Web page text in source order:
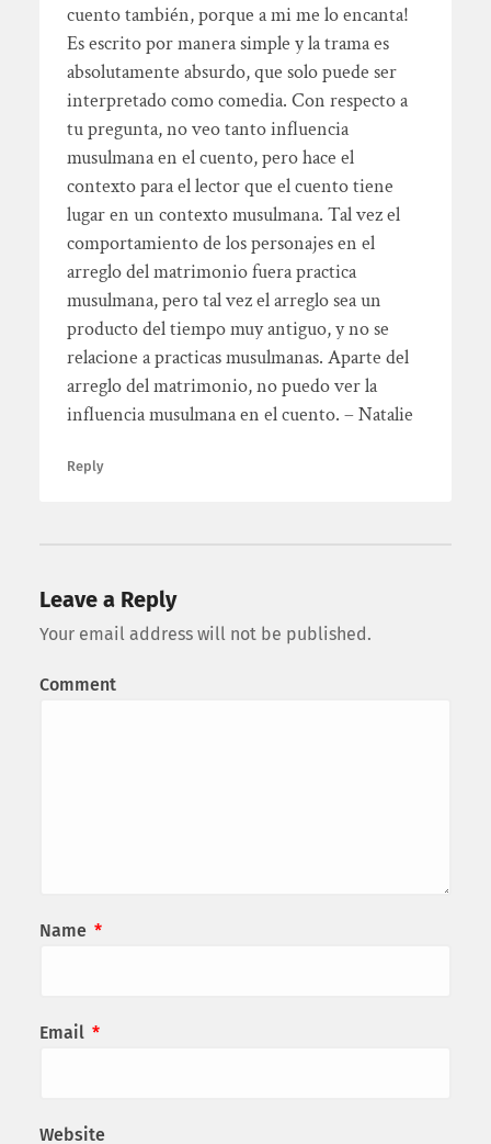
cuento también, porque a mi me lo encanta!
Es escrito por manera simple y la trama es
absolutamente absurdo, que solo puede ser
interpretado como comedia. Con respecto a
tu pregunta, no veo tanto influencia
musulmana en el cuento, pero hace el
contexto para el lector que el cuento tiene
lugar en un contexto musulmana. Tal vez el
comportamiento de los personajes en el
arreglo del matrimonio fuera practica
musulmana, pero tal vez el arreglo sea un
producto del tiempo muy antiguo, y no se
relacione a practicas musulmanas. Aparte del
arreglo del matrimonio, no puedo ver la
influencia musulmana en el cuento. – Natalie
Reply
Leave a Reply
Your email address will not be published.
Comment
Name *
Email *
Website